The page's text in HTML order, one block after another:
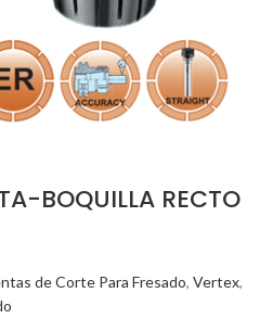
BOQUILLA RECTO
de Corte Para Fresado, Vertex,